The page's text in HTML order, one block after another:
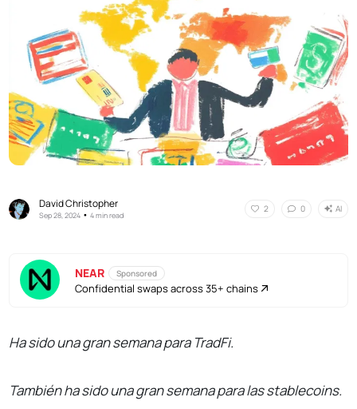
David Christopher
Sep 28, 2024 •4 min read
2 0 AI
NEAR Sponsored
Confidential swaps across 35+ chains
Ha sido una gran semana para TradFi.
También ha sido una gran semana para las stablecoins.